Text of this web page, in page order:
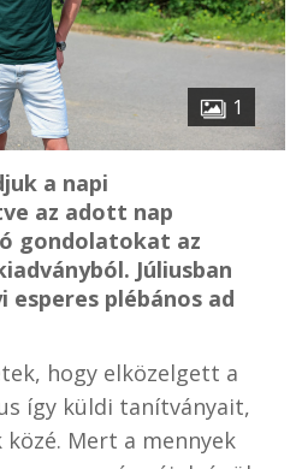
1
a napi
az adott nap
gondolatokat az
Júliusban
esperes plébános ad
hogy elközelgett a
így küldi tanítványait,
Mert a mennyek